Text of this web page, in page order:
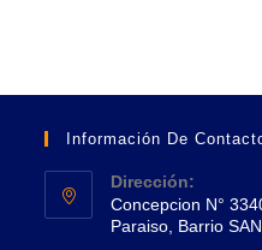
Información De
Dirección:
Concepcion N°
Paraiso, Barrio